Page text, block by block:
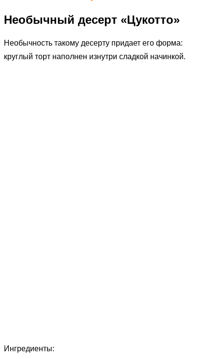
Необычный десерт «Цукотто»
Необычность такому десерту придает его форма:
круглый торт наполнен изнутри сладкой начинкой.
Ингредиенты: